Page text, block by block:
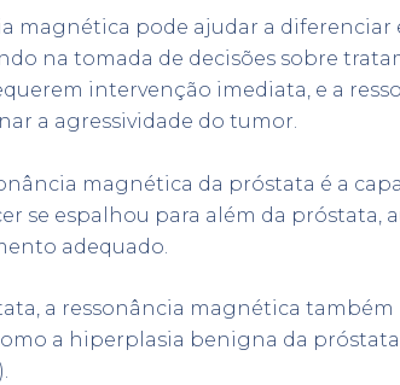
magnética pode ajudar a
na tomada de decisões sobre
intervenção imediata, e a
a agressividade do tumor.
magnética da próstata é a
se espalhou para além da
adequado.
a ressonância magnética
a hiperplasia benigna da